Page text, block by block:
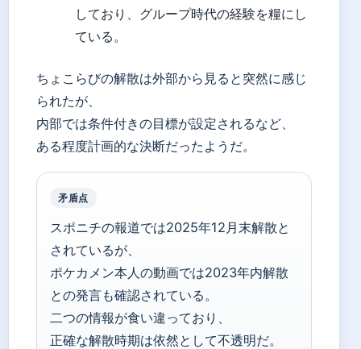
しており、グループ時代の経験を糧にし
ている。
ちょこらびの解散は外部から見ると突然に感じ
られたが、
内部では条件付きの目標が設定されるなど、
ある程度計画的な決断だったようだ。
矛盾点
スポニチの報道では2025年12月末解散と
されているが、
ポケカメン本人の動画では2023年内解散
との発言も確認されている。
二つの情報が食い違っており、
正確な解散時期は依然として不透明だ。